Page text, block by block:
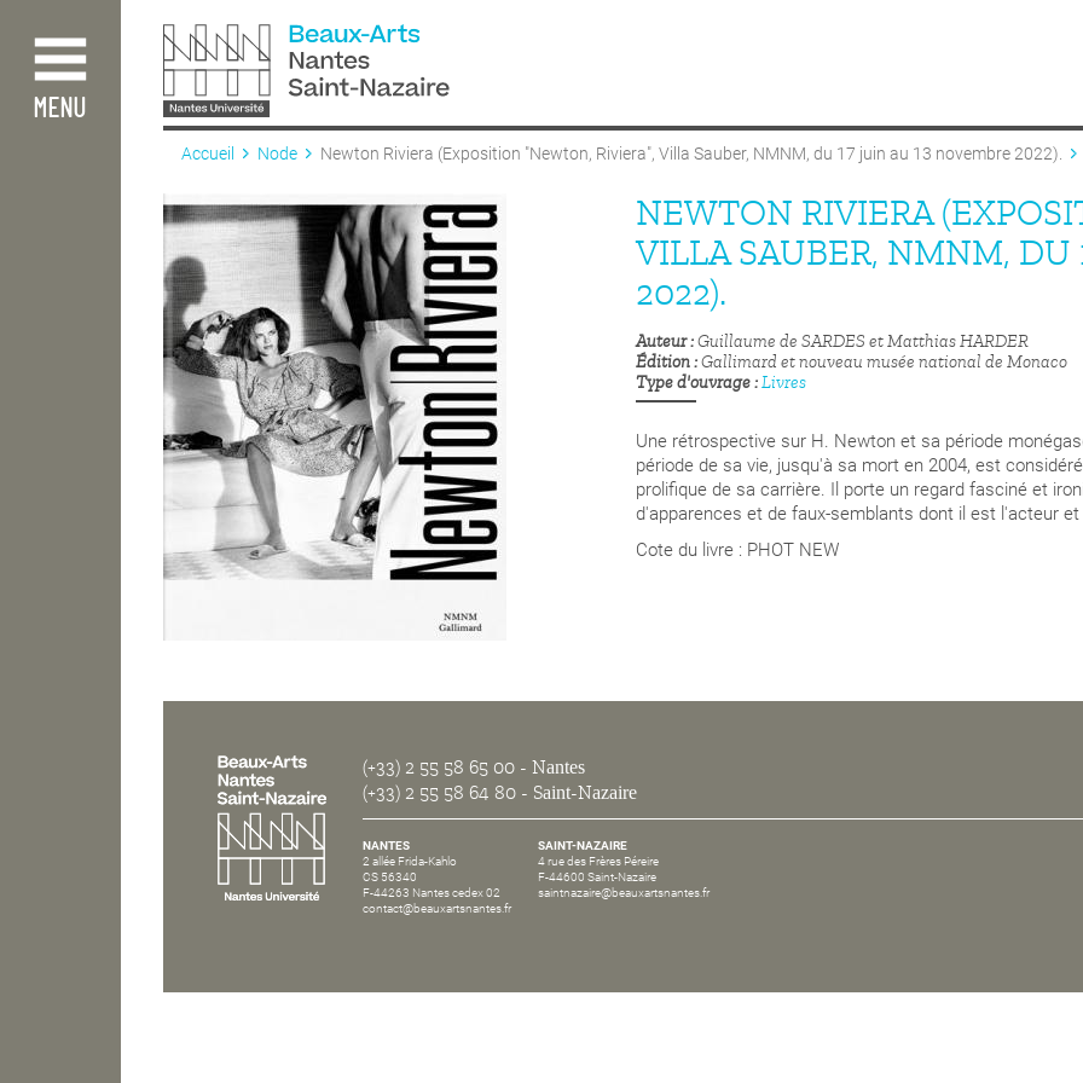
contenu
principal
MENU
Accueil Node Newton Riviera (Exposition "Newton, Riviera", Villa Sauber, NMNM, du 17 juin au 13 novembre 2022).
NEWTON RIVIERA
VILLA SAUBER, NMNM, DU
2022).
Auteur Guillaume de SARDES et Matthias HARDER
Édition Gallimard et nouveau musée national de Monaco
Type d'ouvrage Livres
Une rétrospective sur H. Newton et sa période
période de sa vie, jusqu'à sa mort en 2004, est
prolifique de sa carrière. Il porte un regard fasciné et
d'apparences et de faux-semblants dont il est l'acteur et
Cote du livre : PHOT NEW
(+33) 2 55 58 65 00 - Nantes
(+33) 2 55 58 64 80 - Saint-Nazaire
NANTES
2 allée Frida-Kahlo
CS 56340
F-44263 Nantes cedex 02
contact@beauxartsnantes.fr
SAINT-NAZAIRE
4 rue des Frères Péreire
F-44600 Saint-Nazaire
saintnazaire@beauxartsnantes.fr